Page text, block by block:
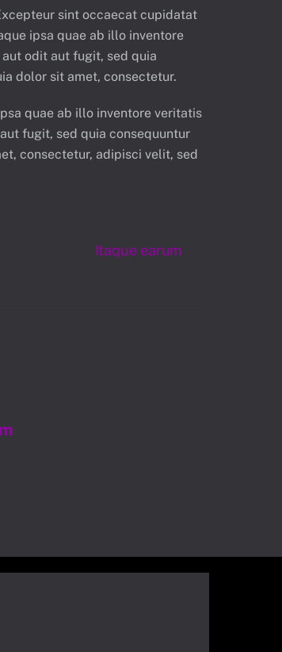
sint occaecat cupidatat
ipsa quae ab illo inventore
odit aut fugit, sed quia
dolor sit amet, consectetur.
quae ab illo inventore veritatis
fugit, sed quia consequuntur
consectetur, adipisci velit, sed
Itaque earum